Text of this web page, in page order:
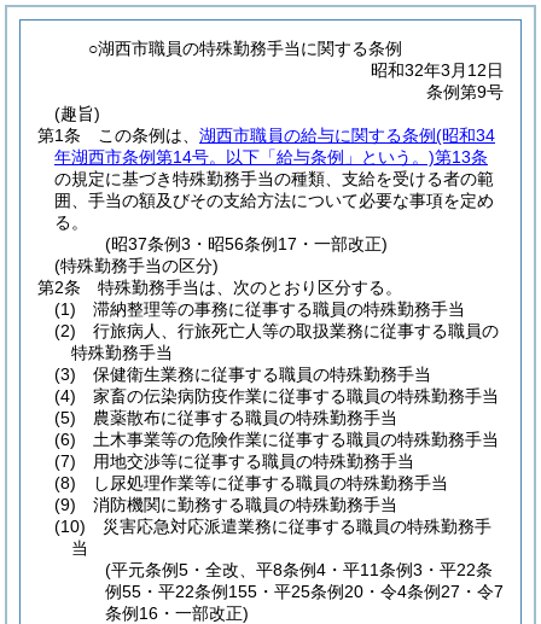
○湖西市職員の特殊勤務手当に関する条例
昭和32年3月12日
条例第9号
(趣旨)
第1条
この条例は、 湖西市職員の給与に関する条例(昭和34
年湖西市条例第14号。以下「給与条例」という。)第13条
の規定に基づき特殊勤務手当の種類、支給を受ける者の範
囲、手当の額及びその支給方法について必要な事項を定め
る。
(昭37条例3・昭56条例17・一部改正)
(特殊勤務手当の区分)
第2条
特殊勤務手当は、次のとおり区分する。
(1)
滞納整理等の事務に従事する職員の特殊勤務手当
(2)
行旅病人、行旅死亡人等の取扱業務に従事する職員の
特殊勤務手当
(3)
保健衛生業務に従事する職員の特殊勤務手当
(4)
家畜の伝染病防疫作業に従事する職員の特殊勤務手当
(5)
農薬散布に従事する職員の特殊勤務手当
(6)
土木事業等の危険作業に従事する職員の特殊勤務手当
(7)
用地交渉等に従事する職員の特殊勤務手当
(8)
し尿処理作業等に従事する職員の特殊勤務手当
(9)
消防機関に勤務する職員の特殊勤務手当
(10)
災害応急対応派遣業務に従事する職員の特殊勤務手
当
(平元条例5・全改、平8条例4・平11条例3・平22条
例55・平22条例155・平25条例20・令4条例27・令7
条例16・一部改正)